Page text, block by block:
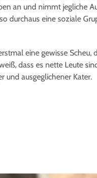
an und nimmt jegliche
durchaus eine soziale
eine gewisse Scheu,
dass es nette Leute
und ausgeglichener Kater.